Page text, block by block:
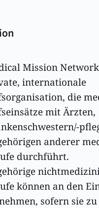
Mission
internationale
die
mit Ärzten,
anderer
durchführt.
können an den
sofern sie